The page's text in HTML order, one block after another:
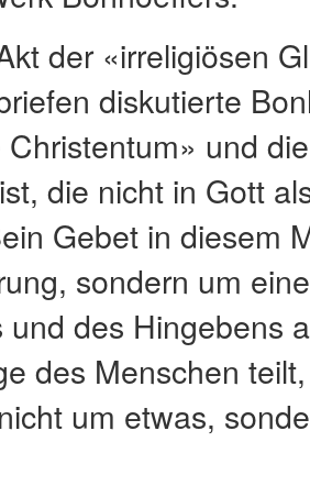
der «irreligiösen
diskutierte
Christentum» und
die nicht in Gott
Gebet in diesem
sondern um
und des Hingebens
des Menschen
um etwas,